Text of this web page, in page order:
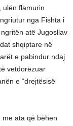
ulën flamurin
nga Fishta i
atë Jugosllav
shqiptare në
e pabindur ndaj
vetdorëzuar
e “drejtësisë
ata që bëhen